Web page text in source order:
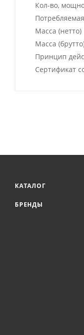
Кол-во,
Масса (нетто)
Масса
Принцип
Сертификат
КАТАЛОГ
БРЕНДЫ